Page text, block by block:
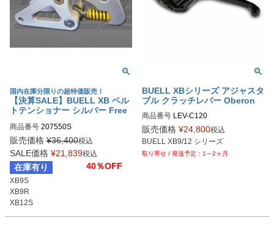
国内在庫分限りの超特価販売！
【決算SALE】BUELL XB ベル
トテンショナー シルバー Free
商品番号 207550S
販売価格 ¥36,400税込
SALE価格 ¥21,839税込
在庫有り 40％OFF
XB9S
XB9R
XB12S
BUELL XBシリーズ アジャスタ
ブル クラッチレバー Oberon
商品番号 LEV-C120
レバースタイル：Standard；1、Air
o；2、Custom；3
レバーカラー：Black；-BLK、Blu
e；BLU、 Gold； GLD
                 Orange；ORG、Sliver；S
販売価格 ¥24,800税込
1～2ヶ月